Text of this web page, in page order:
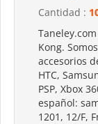
Cantidad :
Kong.
accesorios
HTC,
PSP, Xbox
español:
1201, 12/F,